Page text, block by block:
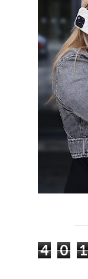
4 0 1